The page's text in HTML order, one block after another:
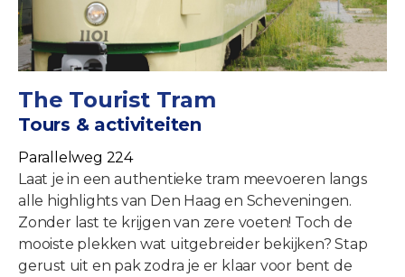
The Tourist Tram
Tours & activiteiten
Parallelweg 224
Laat je in een authentieke tram meevoeren langs
alle highlights van Den Haag en Scheveningen.
Zonder last te krijgen van zere voeten! Toch de
mooiste plekken wat uitgebreider bekijken? Stap
gerust uit en pak zodra je er klaar voor bent de